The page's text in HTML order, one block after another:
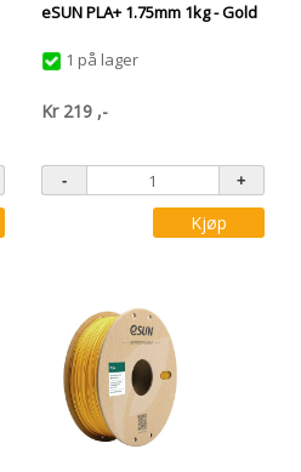
eSUN PLA+ 1.75mm 1kg - Gold
1 på lager
Kr 219 ,-
Kjøp